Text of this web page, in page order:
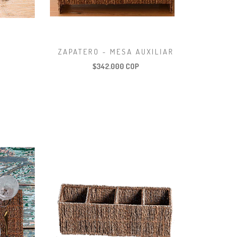
ZAPATERO - MESA AUXILIAR
$342.000 COP